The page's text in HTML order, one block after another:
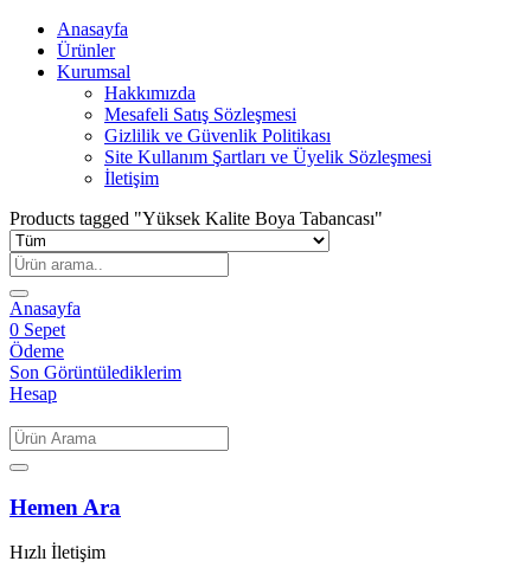
Anasayfa
Ürünler
Kurumsal
Hakkımızda
Mesafeli Satış Sözleşmesi
Gizlilik ve Güvenlik Politikası
Site Kullanım Şartları ve Üyelik Sözleşmesi
İletişim
Products tagged "Yüksek Kalite Boya Tabancası"
Anasayfa
0 Sepet
Ödeme
Son Görüntülediklerim
Hesap
Hemen Ara
Hızlı İletişim